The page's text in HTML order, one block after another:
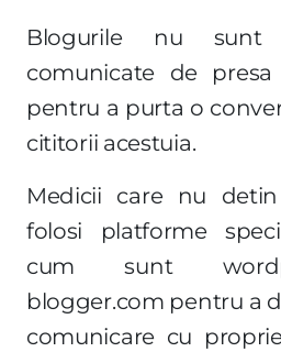
Blogurile nu sunt
comunicate de
pentru a purta o
cititorii acestuia.
Medicii care nu
folosi platforme
cum sunt
blogger.com pentru a
comunicare cu